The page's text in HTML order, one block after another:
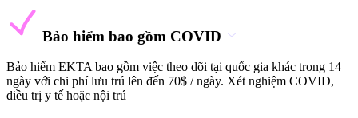
Bảo hiểm bao gồm COVID
Bảo hiểm EKTA bao gồm việc theo dõi tại quốc gia khác trong 14
ngày với chi phí lưu trú lên đến 70$ / ngày. Xét nghiệm COVID,
điều trị y tế hoặc nội trú